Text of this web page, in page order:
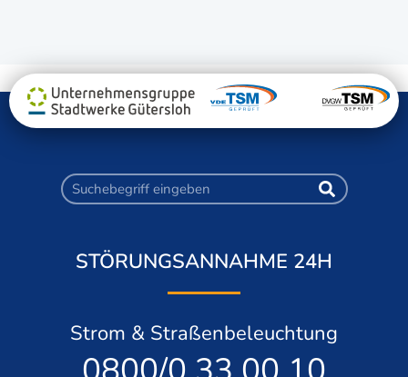
STÖRUNGSANNAHME 24H
Strom & Straßenbeleuchtung